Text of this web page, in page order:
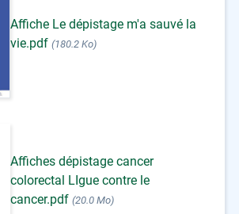
Affiche Le dépistage m'a sauvé la
vie.pdf (180.2 Ko)
Affiches dépistage cancer
colorectal LIgue contre le
cancer.pdf (20.0 Mo)